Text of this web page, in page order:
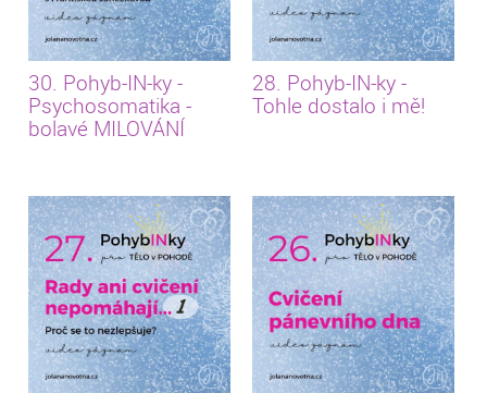
30. Pohyb-IN-ky -
Psychosomatika -
bolavé MILOVÁNÍ
28. Pohyb-IN-ky -
Tohle dostalo i mě!